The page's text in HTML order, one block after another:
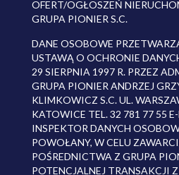
OFERT/OGŁOSZEŃ
GRUPA PIONIER S.C.
DANE OSOBOWE
USTAWĄ O OCHRONIE
29 SIERPNIA 1997 R. PRZEZ
GRUPA PIONIER ANDRZEJ
KLIMKOWICZ S.C. UL.
KATOWICE TEL. 32 781 77 55
INSPEKTOR DANYCH
POWOŁANY, W CELU
POŚREDNICTWA Z GRUPA
POTENCJALNEJ TRANSAKCJI